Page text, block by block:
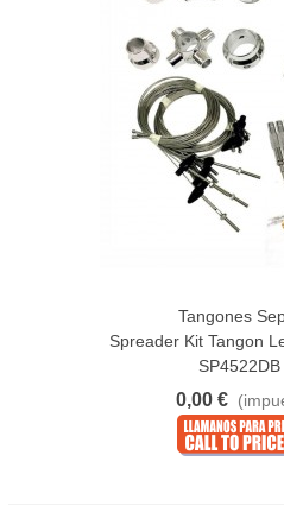
Tangones
Spreader Kit Tangon
0,00 €